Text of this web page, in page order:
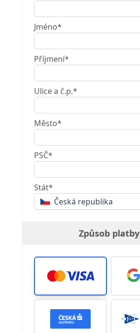
Jméno*
Příjmení*
Ulice a č.p.*
Město*
PSČ*
Stát*
Česká republika
Způsob platby